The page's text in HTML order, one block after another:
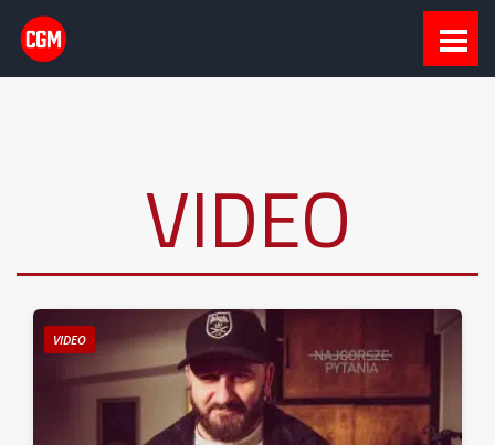
VIDEO
VIDEO